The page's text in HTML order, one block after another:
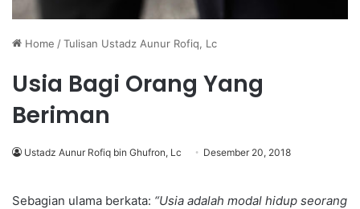
Home /Tulisan Ustadz Aunur Rofiq, Lc
Usia Bagi Orang Yang
Beriman
Ustadz Aunur Rofiq bin Ghufron, Lc Desember 20, 2018
Sebagian ulama berkata: “Usia adalah modal hidup seorang